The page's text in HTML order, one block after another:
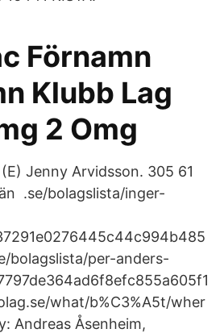
Förnamn
Klubb Lag
2 Omg
Jenny Arvidsson. 305 61
.se/bolagslista/inger-
bolagslista/per-anders-
what/b%C3%A5t/wher
Andreas Åsenheim,